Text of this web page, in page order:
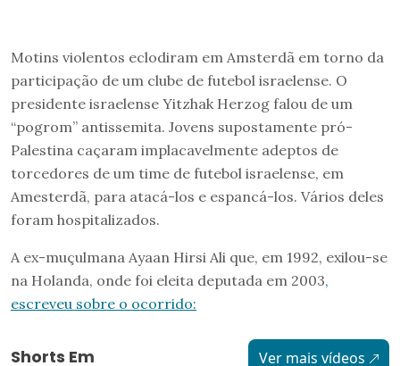
Motins violentos eclodiram em Amsterdã em torno da
participação de um clube de futebol israelense. O
presidente israelense Yitzhak Herzog falou de um
“pogrom” antissemita. Jovens supostamente pró-
Palestina caçaram implacavelmente adeptos de
torcedores de um time de futebol israelense, em
Amesterdã, para atacá-los e espancá-los. Vários deles
foram hospitalizados.
A ex-muçulmana Ayaan Hirsi Ali que, em 1992, exilou-se
na Holanda, onde foi eleita deputada em 2003,
escreveu sobre o ocorrido:
Shorts Em
Ver mais vídeos